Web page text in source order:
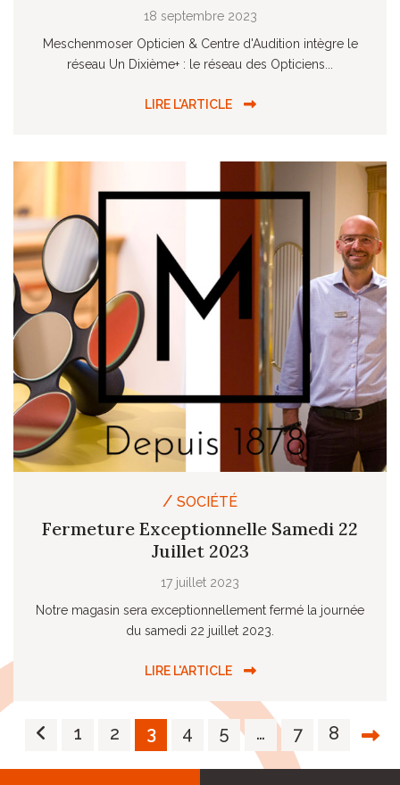
18 septembre 2023
Meschenmoser Opticien & Centre d'Audition intègre le
réseau Un Dixième+ : le réseau des Opticiens...
LIRE L'ARTICLE
/ SOCIÉTÉ
Fermeture Exceptionnelle Samedi 22
Juillet 2023
17 juillet 2023
Notre magasin sera exceptionnellement fermé la journée
du samedi 22 juillet 2023.
LIRE L'ARTICLE
1 2 3 4 5 … 7 8